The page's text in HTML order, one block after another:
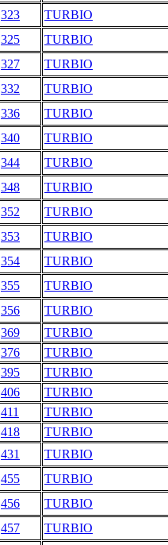
323
TURBIO
325
TURBIO
327
TURBIO
332
TURBIO
336
TURBIO
340
TURBIO
344
TURBIO
348
TURBIO
352
TURBIO
353
TURBIO
354
TURBIO
355
TURBIO
356
TURBIO
369
TURBIO
376
TURBIO
395
TURBIO
406
TURBIO
411
TURBIO
418
TURBIO
431
TURBIO
455
TURBIO
456
TURBIO
457
TURBIO